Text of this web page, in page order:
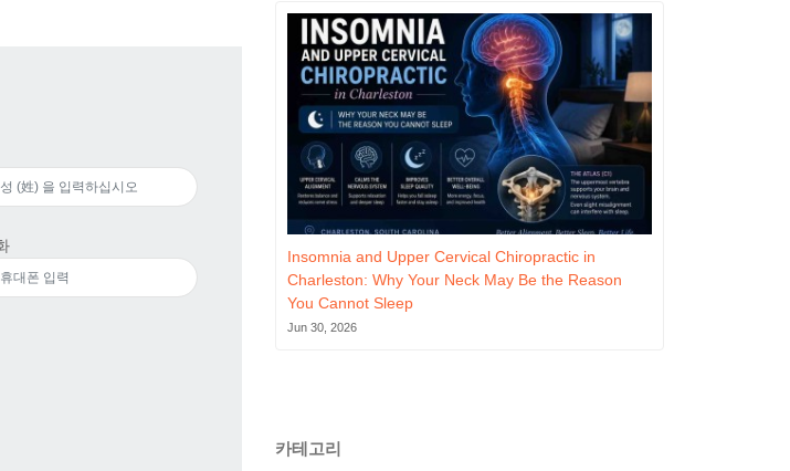
Insomnia and Upper Cervical Chiropractic in
Charleston: Why Your Neck May Be the Reason
You Cannot Sleep
Jun 30, 2026
카테고리